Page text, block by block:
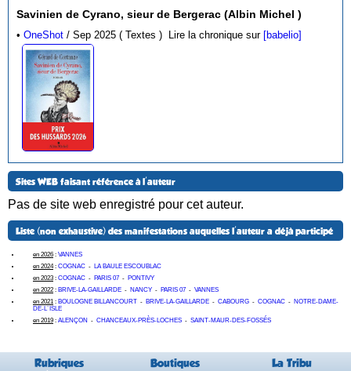
Savinien de Cyrano, sieur de Bergerac (Albin Michel )
•OneShot / Sep 2025 ( Textes ) Lire la chronique sur [babelio]
Sites WEB faisant référence à l'auteur
Pas de site web enregistré pour cet auteur.
Liste (non exhaustive) des manifestations auquelles l'auteur a déjà participé
en 2026 : VANNES
en 2024: COGNAC - LA BAULE ESCOUBLAC
en 2023 : COGNAC - PARIS 07 - PONTIVY
en 2022 : BRIVE-LA-GAILLARDE - NANCY - PARIS 07 - VANNES
en 2021 : BOULOGNE BILLANCOURT - BRIVE-LA-GAILLARDE - CABOURG - COGNAC - NOTRE-DAME-
DE-L´ISLE
en 2019 : ALENÇON - CHANCEAUX-PRÈS-LOCHES - SAINT-MAUR-DES-FOSSÉS
Rubriques Boutiques La Tribu